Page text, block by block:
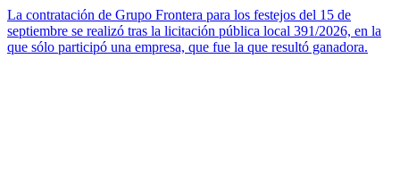
La contratación de Grupo Frontera para los festejos del 15 de
septiembre se realizó tras la licitación pública local 391/2026, en la
que sólo participó una empresa, que fue la que resultó ganadora.